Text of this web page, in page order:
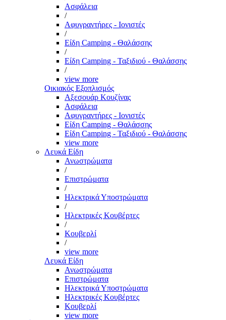
Ασφάλεια
/
Αφυγραντήρες - Ιονιστές
/
Είδη Camping - Θαλάσσης
/
Είδη Camping - Ταξιδιού - Θαλάσσης
/
view more
Οικιακός Εξοπλισμός
Αξεσουάρ Κουζίνας
Ασφάλεια
Αφυγραντήρες - Ιονιστές
Είδη Camping - Θαλάσσης
Είδη Camping - Ταξιδιού - Θαλάσσης
view more
Λευκά Είδη
Ανωστρώματα
/
Επιστρώματα
/
Ηλεκτρικά Υποστρώματα
/
Ηλεκτρικές Κουβέρτες
/
Κουβερλί
/
view more
Λευκά Είδη
Ανωστρώματα
Επιστρώματα
Ηλεκτρικά Υποστρώματα
Ηλεκτρικές Κουβέρτες
Κουβερλί
view more